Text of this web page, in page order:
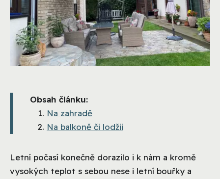
Obsah článku:
Na zahradě
Na balkoně či lodžii
Letní počasí konečně dorazilo i k nám a kromě
vysokých teplot s sebou nese i letní bouřky a